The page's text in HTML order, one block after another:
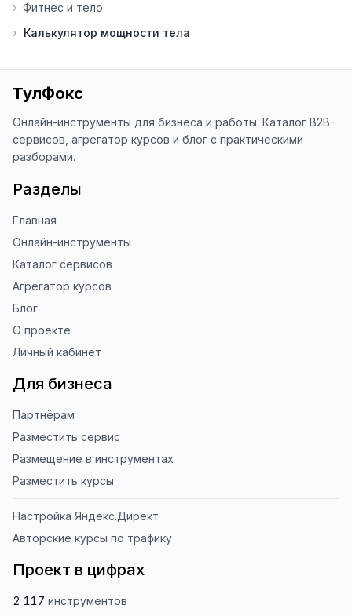
благодарен за отзыв о сайте в
наши инструменты!
Благодарю за доверие и
использование ToolFox! 🚀
› Фитнес и тело
› Калькулятор мощности тела
ТулФокс
Онлайн-инструменты для бизнеса и работы. Каталог B2B-
сервисов, агрегатор курсов и блог с практическими
разборами.
Разделы
Главная
Онлайн-инструменты
Каталог сервисов
Агрегатор курсов
Блог
О проекте
Личный кабинет
Для бизнеса
Партнёрам
Разместить сервис
Размещение в инструментах
Разместить курсы
Настройка Яндекс.Директ
Авторские курсы по трафику
Проект в цифрах
2 117 инструментов